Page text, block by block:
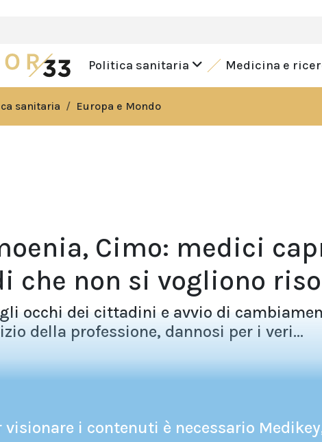
Politica sanitaria Medicina e
sanitaria Europa e Mondo
Cimo: medici
che non si vogliono
occhi dei cittadini e avvio di
della professione, dannosi per i veri...
visionare i contenuti è necessario